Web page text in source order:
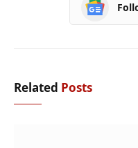
Related Posts